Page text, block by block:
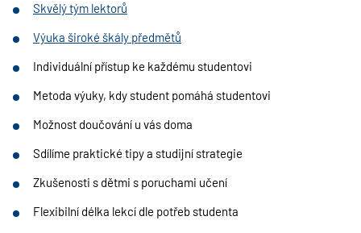
Skvělý tým lektorů
Výuka široké škály předmětů
Individuální přístup ke každému studentovi
Metoda výuky, kdy student pomáhá studentovi
Možnost doučování u vás doma
Sdílíme praktické tipy a studijní strategie
Zkušenosti s dětmi s poruchami učení
Flexibilní délka lekcí dle potřeb studenta